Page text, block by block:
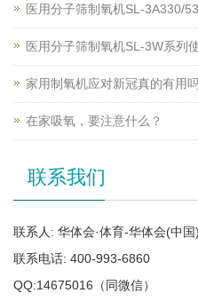
医用分子筛制氧机SL-3A330/
医用分子筛制氧机SL-3W系列
家用制氧机应对新冠真的有用
在家吸氧，要注意什么？
联系我们
联系人: 华体会·体育-华体会(中国)
联系电话: 400-993-6860
QQ:14675016（同微信）